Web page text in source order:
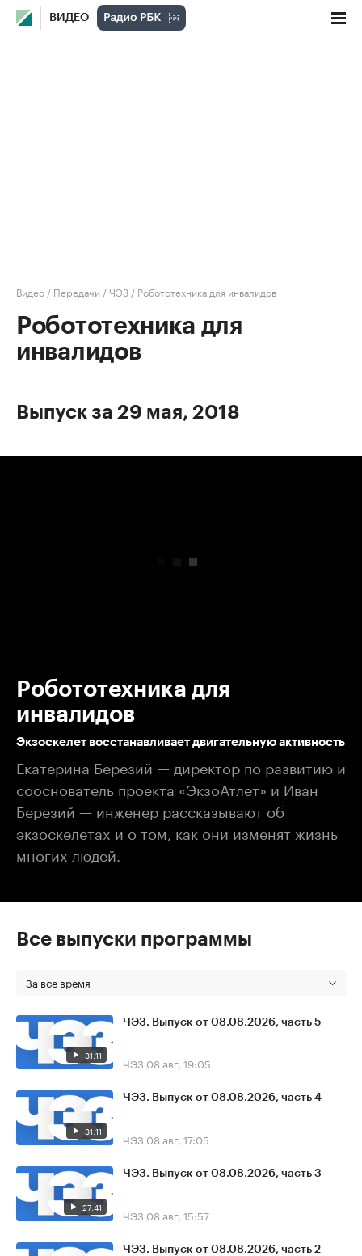
ВИДЕО
Видео / Передачи /ЧЭЗ / Робототехника для инвалидов
Робототехника для
инвалидов
Выпуск за 29 мая, 2018
Робототехника для
инвалидов
Экзоскелет восстанавливает двигательную активность
Екатерина Березий — директор по развитию и
сооснователь проекта «ЭкзоАтлет» и Иван
Березий — инженер рассказывают об
экзоскелетах и о том, как они изменят жизнь
многих людей.
Все выпуски программы
За все время
31:11
ЧЭЗ. Выпуск от 08.08.2026, часть 5
ЧЭЗ 08 авг, 19:05
31:11
ЧЭЗ. Выпуск от 08.08.2026, часть 4
ЧЭЗ 08 авг, 17:05
27:41
ЧЭЗ. Выпуск от 08.08.2026, часть 3
ЧЭЗ 08 авг, 15:57
ЧЭЗ. Выпуск от 08.08.2026, часть 2